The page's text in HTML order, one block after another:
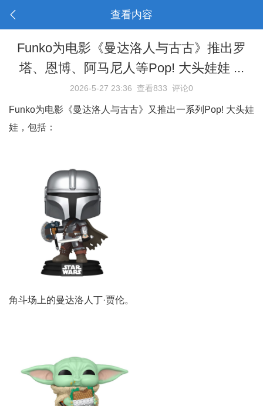
查看内容
Funko为电影《曼达洛人与古古》推出罗
塔、恩博、阿马尼人等Pop! 大头娃娃 ...
2026-5-27 23:36 查看833 评论0
Funko为电影《曼达洛人与古古》又推出一系列Pop! 大头娃
娃，包括：
角斗场上的曼达洛人丁·贾伦。